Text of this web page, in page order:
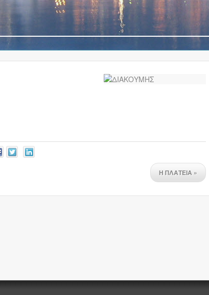
Η ΠΛΑΤΕΙΑ »